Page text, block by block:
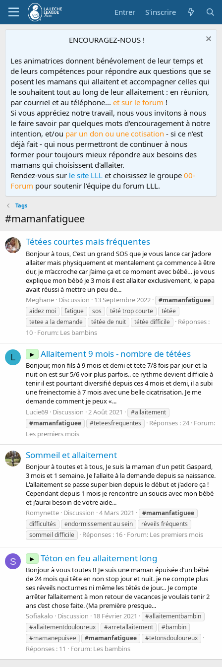
Entrer S'inscrire
ENCOURAGEZ-NOUS !
Les animatrices donnent bénévolement de leur temps et
de leurs compétences pour répondre aux questions que se
posent les mamans qui allaitent et accompagner celles qui
le souhaitent tout au long de leur allaitement : en réunion,
par courriel et au téléphone... et sur le forum !
Si vous appréciez notre travail, nous vous invitons à nous
le faire savoir par quelques mots d'encouragement à notre
intention, et/ou par un don ou une cotisation - si ce n'est
déjà fait - qui nous permettront de continuer à nous
former pour toujours mieux répondre aux besoins des
mamans qui choisissent d'allaiter.
Rendez-vous sur le site LLL et choisissez le groupe 00-
Forum pour soutenir l'équipe du forum LLL.
Tags
#mamanfatiguee
Tétées courtes mais fréquentes
Bonjour à tous, C’est un grand SOS que je vous lance car j’adore
allaiter mais physiquement et mentalement ça commence à être
dur, je m’accroche car j’aime ça et ce moment avec bébé… je vous
explique mon bébé je 3 mois il est allaiter exclusivement, le papa
avait réussi à mettre un peu de...
Meghane Discussion 13 Septembre 2022
#mamanfatiguee
aidez moi
fatigue sos tété trop courte
tétée
tetee a la demande
tétée de nuit tétée difficile
Réponses :
10 Forum: Les bambins
L ► Allaitement 9 mois - nombre de tétées
Bonjour, mon fils à 9 mois et demi et tete 7/8 fois par jour et la
nuit on est sur 5/6 voir plus parfois.. ce rythme devient difficile à
tenir il est pourtant diversifié depuis ces 4 mois et demi, il a subi
une freinectomie à 7 mois avec une belle cicatrisation. Je me
demande comment je peux «...
Lucie69 Discussion 2 Août 2021
#allaitement
#mamanfatiguee
#teteesfrequentes Réponses : 24 Forum:
Les premiers mois
Sommeil et allaitement
Bonjour à toutes et à tous, Je suis la maman d'un petit Gaspard,
3 mois et 1 semaine. Je l'allaite à la demande depuis sa naissance.
L'allaitement se passe super bien depuis le début et j'adore ça !
Cependant depuis 1 mois je rencontre un soucis avec mon bébé
et j'aurai besoin de votre aide...
Romynette Discussion 4 Mars 2021
#mamanfatiguee
difficultés
endormissement au sein
réveils fréquents
sommeil difficile
Réponses : 16 Forum: Les premiers mois
S ► Téton en feu allaitement long
Bonjour à vous toutes !! Je suis une maman épuisée d’un bébé
de 24 mois qui tête en non stop jour et nuit. je ne compte plus
ses réveils nocturnes ni même les tétés de jour... Je compte
arrêter l’allaitement à mon retour de vacances je voulais tenir 2
ans c’est chose faite. (Ma première presque...
Sofiakalo
Discussion 18 Février 2021
#allaitementbambin
#allaitementdouloureux
#arretallaitement
#bambin
#mamanepuisee
#mamanfatiguee #tetonsdouloureux
Réponses : 11 Forum: Les bambins